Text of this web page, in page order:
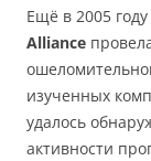
Ещё в 2005
Alliance
изученных
удалось
активности